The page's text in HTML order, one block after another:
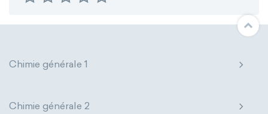
Chimie générale 1
Chimie générale 2